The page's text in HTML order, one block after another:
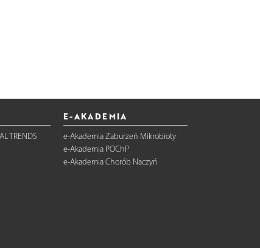
TRENDS
E-AKADEMIA
e-Akademia Zaburzeń Mikrobioty
e-Akademia POChP
e-Akademia Chorób Naczyń